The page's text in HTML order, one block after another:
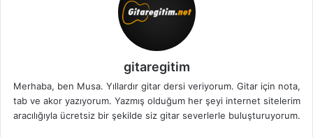
gitaregitim
Merhaba, ben Musa. Yıllardır gitar dersi veriyorum. Gitar için nota,
tab ve akor yazıyorum. Yazmış olduğum her şeyi internet sitelerim
aracılığıyla ücretsiz bir şekilde siz gitar severlerle buluşturuyorum.